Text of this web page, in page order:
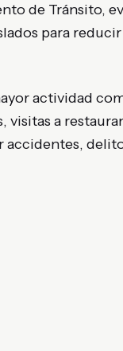
de Tránsito,
para reducir
actividad
visitas a
accidentes,